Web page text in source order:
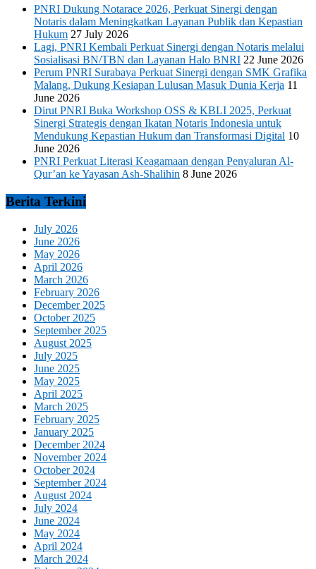
PNRI Dukung Notarace 2026, Perkuat Sinergi dengan
Notaris dalam Meningkatkan Layanan Publik dan Kepastian
Hukum 27 July 2026
Lagi, PNRI Kembali Perkuat Sinergi dengan Notaris melalui
Sosialisasi BN/TBN dan Layanan Halo BNRI 22 June 2026
Perum PNRI Surabaya Perkuat Sinergi dengan SMK Grafika
Malang, Dukung Kesiapan Lulusan Masuk Dunia Kerja 11
June 2026
Dirut PNRI Buka Workshop OSS & KBLI 2025, Perkuat
Sinergi Strategis dengan Ikatan Notaris Indonesia untuk
Mendukung Kepastian Hukum dan Transformasi Digital 10
June 2026
PNRI Perkuat Literasi Keagamaan dengan Penyaluran Al-
Qur’an ke Yayasan Ash-Shalihin 8 June 2026
Berita Terkini
July 2026
June 2026
May 2026
April 2026
March 2026
February 2026
December 2025
October 2025
September 2025
August 2025
July 2025
June 2025
May 2025
April 2025
March 2025
February 2025
January 2025
December 2024
November 2024
October 2024
September 2024
August 2024
July 2024
June 2024
May 2024
April 2024
March 2024